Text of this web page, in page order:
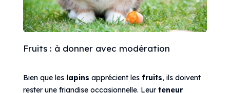
Fruits : à donner avec modération
Bien que les lapins apprécient les fruits, ils doivent
rester une friandise occasionnelle. Leur teneur